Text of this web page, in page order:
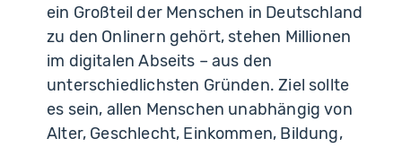
ein Großteil der Menschen in Deutschland
zu den Onlinern gehört, stehen Millionen
im digitalen Abseits – aus den
unterschiedlichsten Gründen. Ziel sollte
es sein, allen Menschen unabhängig von
Alter, Geschlecht, Einkommen, Bildung,